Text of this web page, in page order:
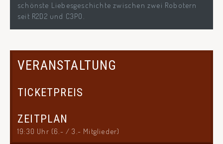
schönste Liebesgeschichte zwischen zwei Robotern
seit R2D2 und C3PO.
VERANSTALTUNG
TICKETPREIS
ZEITPLAN
19:30 Uhr (6.- / 3.- Mitglieder)